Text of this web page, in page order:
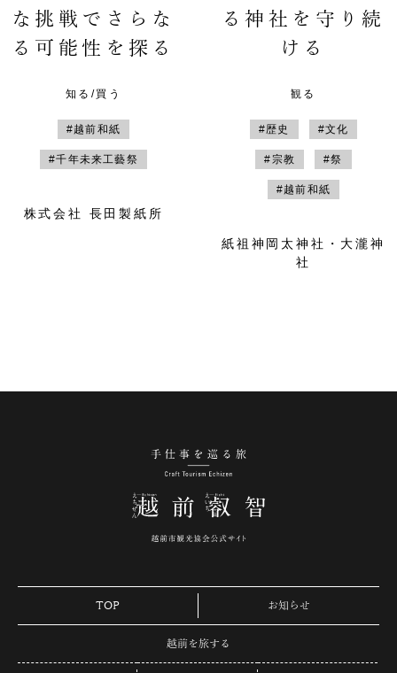
な挑戦でさらな
る可能性を探る
知る/買う
#越前和紙
#千年未来工藝祭
株式会社 長田製紙所
る神社を守り続
ける
観る
#歴史 #文化
#宗教 #祭
#越前和紙
紙祖神岡太神社・大瀧神
社
TOP お知らせ
越前を旅する